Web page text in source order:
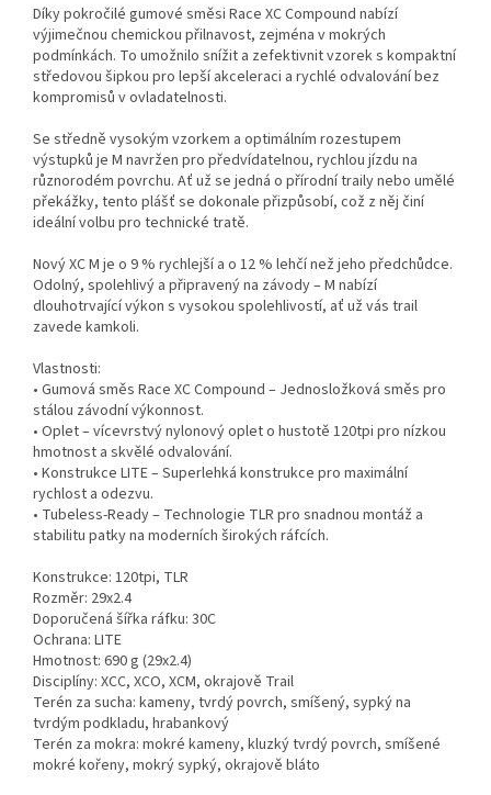
Díky pokročilé gumové směsi Race XC Compound nabízí
výjimečnou chemickou přilnavost, zejména v mokrých
podmínkách. To umožnilo snížit a zefektivnit vzorek s kompaktní
středovou šipkou pro lepší akceleraci a rychlé odvalování bez
kompromisů v ovladatelnosti.
Se středně vysokým vzorkem a optimálním rozestupem
výstupků je M navržen pro předvídatelnou, rychlou jízdu na
různorodém povrchu. Ať už se jedná o přírodní traily nebo umělé
překážky, tento plášť se dokonale přizpůsobí, což z něj činí
ideální volbu pro technické tratě.
Nový XC M je o 9 % rychlejší a o 12 % lehčí než jeho předchůdce.
Odolný, spolehlivý a připravený na závody – M nabízí
dlouhotrvající výkon s vysokou spolehlivostí, ať už vás trail
zavede kamkoli.
Vlastnosti:
• Gumová směs Race XC Compound – Jednosložková směs pro
stálou závodní výkonnost.
• Oplet – vícevrstvý nylonový oplet o hustotě 120tpi pro nízkou
hmotnost a skvělé odvalování.
• Konstrukce LITE – Superlehká konstrukce pro maximální
rychlost a odezvu.
• Tubeless-Ready – Technologie TLR pro snadnou montáž a
stabilitu patky na moderních širokých ráfcích.
Konstrukce: 120tpi, TLR
Rozměr: 29x2.4
Doporučená šířka ráfku: 30C
Ochrana: LITE
Hmotnost: 690 g (29x2.4)
Disciplíny: XCC, XCO, XCM, okrajově Trail
Terén za sucha: kameny, tvrdý povrch, smíšený, sypký na
tvrdým podkladu, hrabankový
Terén za mokra: mokré kameny, kluzký tvrdý povrch, smíšené
mokré kořeny, mokrý sypký, okrajově bláto